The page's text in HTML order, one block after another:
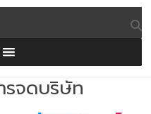
รจดบริษัท